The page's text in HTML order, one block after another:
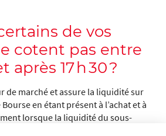
de vos
cotent pas entre
après 17 h 30 ?
de marché et assure la liquidité sur
en étant présent à l’achat et à
lorsque la liquidité du sous-